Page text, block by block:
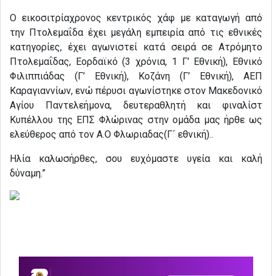
Ο εικοσιτρίαχρονος κεντρικός χάφ με καταγωγή από
την Πτολεμαΐδα έχει μεγάλη εμπειρία από τις εθνικές
κατηγορίες, έχει αγωνιστεί κατά σειρά σε Ατρόμητο
Πτολεμαΐδας, Εορδαϊκό (3 χρόνια, 1 Γ’ Εθνική), Εθνικό
Φιλιππιάδας (Γ’ Εθνική), Κοζάνη (Γ’ Εθνική), ΑΕΠ
Καραγιαννίων, ενώ πέρυσι αγωνίστηκε στον Μακεδονικό
Αγίου Παντελεήμονα, δευτεραθλητή και φιναλίστ
Κυπέλλου της ΕΠΣ Φλώρινας στην ομάδα μας ήρθε ως
ελεύθερος από τον Α.Ο Φλωριαδας(Γ´ εθνική)..
Ηλία καλωσήρθες, σου ευχόμαστε υγεία και καλή
δύναμη.”